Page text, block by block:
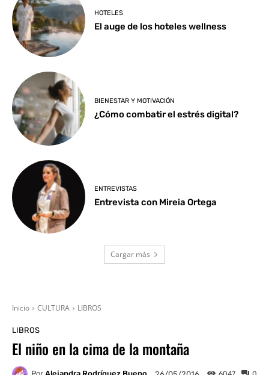
HOTELES
El auge de los hoteles wellness
BIENESTAR Y MOTIVACIÓN
¿Cómo combatir el estrés digital?
ENTREVISTAS
Entrevista con Mireia Ortega
Cargar más